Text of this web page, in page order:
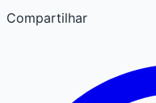
Compartilhar